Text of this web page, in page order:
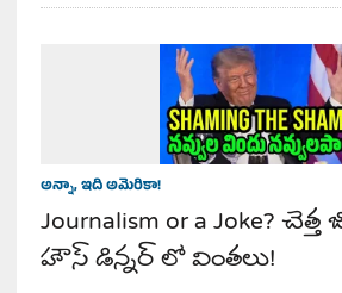
అన్నా, ఇది అమెరికా!
Journalism or a Joke?
హౌస్ డిన్నర్ లో వింతలు!